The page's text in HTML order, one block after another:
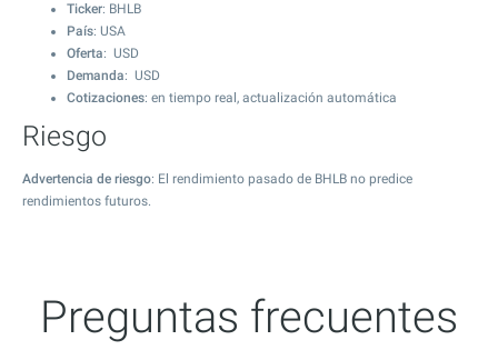
Ticker: BHLB
País: USA
Oferta: USD
Demanda: USD
Cotizaciones: en tiempo real, actualización automática
Riesgo
Advertencia de riesgo: El rendimiento pasado de BHLB no predice
rendimientos futuros.
Preguntas frecuentes